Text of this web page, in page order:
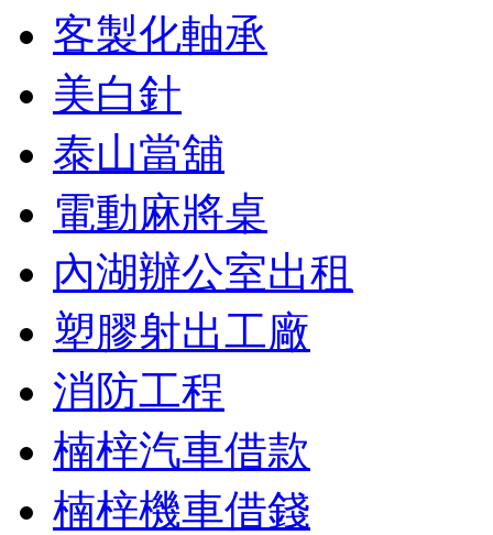
客製化軸承
美白針
泰山當舖
電動麻將桌
內湖辦公室出租
塑膠射出工廠
消防工程
楠梓汽車借款
楠梓機車借錢